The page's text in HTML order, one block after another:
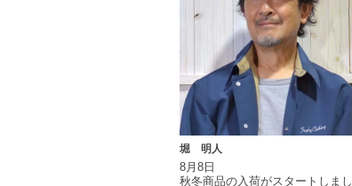
堀 明人
8月8日
秋冬商品の入荷がスタートしまし